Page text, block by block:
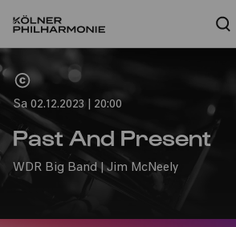
Sa 02.12.2023 | 20:00
Past And Present
WDR Big Band | Jim McNeely